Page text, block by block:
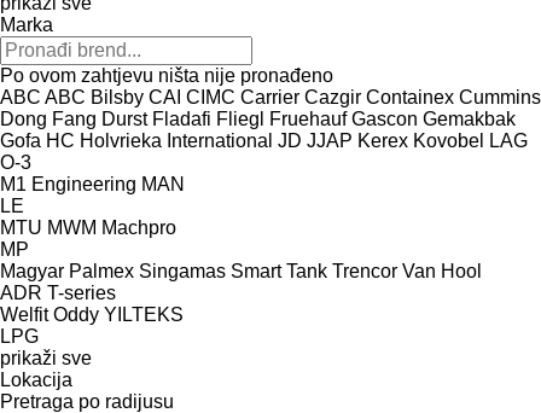
Marka
Po ovom zahtjevu ništa nije pronađeno
ABC ABC Bilsby CAI CIMC Carrier Cazgir Containex Cummins
Dong Fang Durst Fladafi Fliegl Fruehauf Gascon Gemakbak
Gofa HC Holvrieka International JD JJAP Kerex Kovobel
LAG
O-3
M1 Engineering MAN
LE
MTU MWM Machpro
MP
Magyar Palmex Singamas Smart Tank Trencor Van Hool
ADR T-series
Welfit Oddy YILTEKS
LPG
prikaži sve
Lokacija
Pretraga po radijusu